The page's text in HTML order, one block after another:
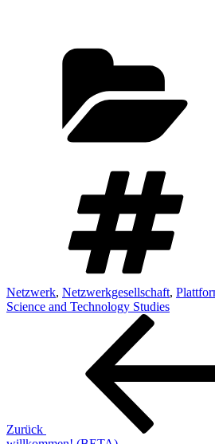
Netzwerk, Netzwerkgesellschaft,
Science and Technology Studies
Beitragsnavigation
Zurück